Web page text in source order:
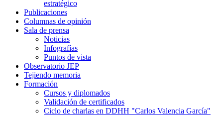
estratégico
Publicaciones
Columnas de opinión
Sala de prensa
Noticias
Infografías
Puntos de vista
Observatorio JEP
Tejiendo memoria
Formación
Cursos y diplomados
Validación de certificados
Ciclo de charlas en DDHH "Carlos Valencia García"